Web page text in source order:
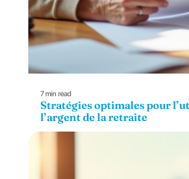
7 min read
Stratégies optimales pour
l’argent de la retraite